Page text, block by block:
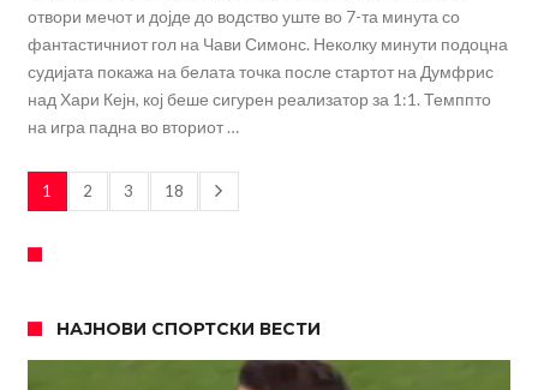
отвори мечот и дојде до водство уште во 7-та минута со
фантастичниот гол на Чави Симонс. Неколку минути подоцна
судијата покажа на белата точка после стартот на Думфрис
над Хари Кејн, кој беше сигурен реализатор за 1:1. Темппто
на игра падна во вториот …
1 2 3 18
НАЈНОВИ СПОРТСКИ ВЕСТИ